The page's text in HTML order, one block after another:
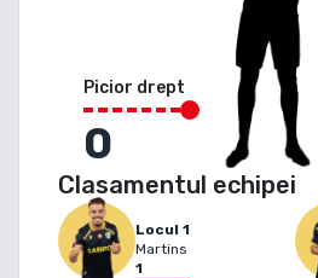
Picior drept
0
Clasamentul echipei
Locul 1
Martins
1